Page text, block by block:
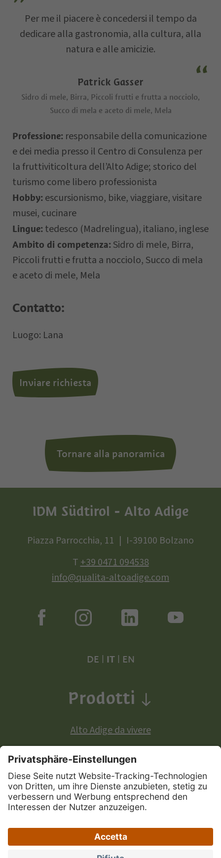
Per me il piacere è concedersi il tempo da
dedicare alla gastronomia, alla cultura, alla
natura e alle amicizie.
Patrick Gasser
Sidro di mele, Birra, Piccoli frutti e frutta a nocciolo,
Succo di mela e aceto di mele, Mela
Professione: responsabile della comunicazione
e dei media presso il Centro di Consulenza per
la fruttiviticoltura dell’Alto Adige; storico del
turismo come libero professionista
Hobby: escursionismo, bike, viaggiare, visitare
musei, cucinare
Lingue: tedesco (Madrelingua), italiano, inglese
Ambito di competenza: Sidro di mele, Birra,
Piccoli frutti e frutta a nocciolo, Succo di mela
e aceto di mele, Mela
Contatto:
Luogo: Lana
Inviare richiesta
Tornare alla panoramica
E-mail
Il vostro messaggio…
Letto e compreso laprivacy policy,
autorizzo il Titolare al trattamento dei
dati personali.
IDM Südtirol - Alto Adige
Piazza Parrocchia, 11
I-39100 Bolzano
T+39 0471 094538
info@qualita-altoadige.com
DE IT| EN
Prodotti
Alto Adige da vivere
Prodotti a denominazione di origine europea:
Mappa del sito | Privacy | Credits |
Dichiarazione